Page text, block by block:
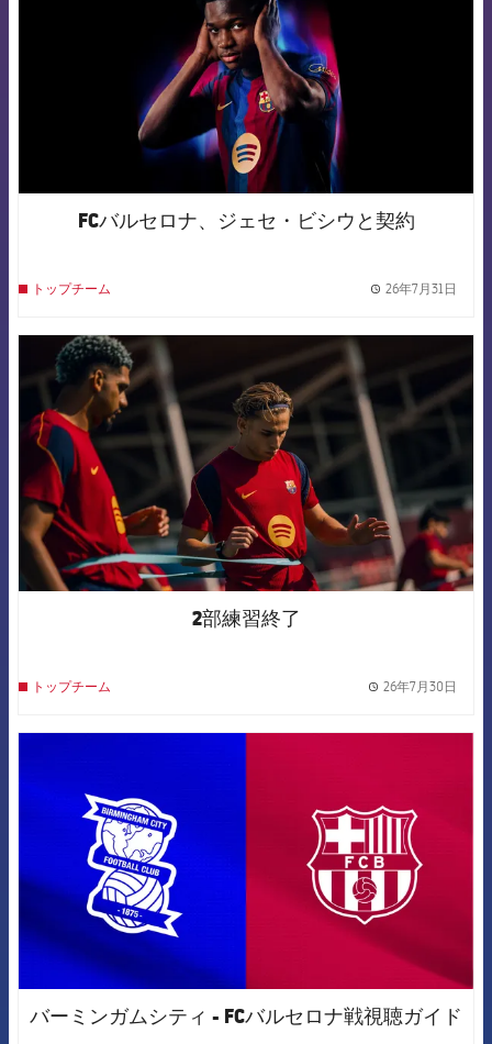
FCバルセロナ、ジェセ・ビシウと契約
トップチーム 26年7月31日
FCB Barcelona badge
2部練習終了
トップチーム 26年7月30日
バーミンガムシティ - FCバルセロナ戦視聴ガイド